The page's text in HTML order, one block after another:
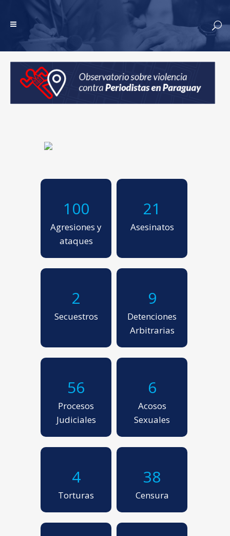
100
Agresiones y
ataques
21
Asesinatos
2
Secuestros
9
Detenciones
Arbitrarias
56
Procesos
Judiciales
6
Acosos
Sexuales
4
Torturas
38
Censura